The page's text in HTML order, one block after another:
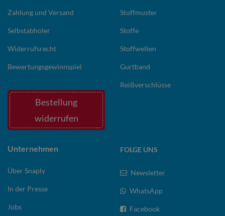
Zahlung und Versand
Selbstabholer
Widerrufsrecht
Bewertungsgewinnspiel
Bestellung
widerrufen
Stoffmuster
Stoffe
Stoffwelten
Gurtband
Reißverschlüsse
Unternehmen
Über Snaply
In der Presse
Jobs
FOLGE UNS
Newsletter
WhatsApp
Facebook